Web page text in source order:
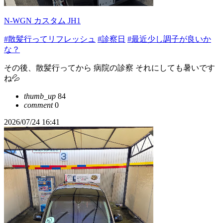
N-WGN カスタム JH1
#散髪行ってリフレッシュ #診察日 #最近少し調子が良いか
な？
その後、散髪行ってから 病院の診察 それにしても暑いです
ね💦
thumb_up 84
comment0
2026/07/24 16:41